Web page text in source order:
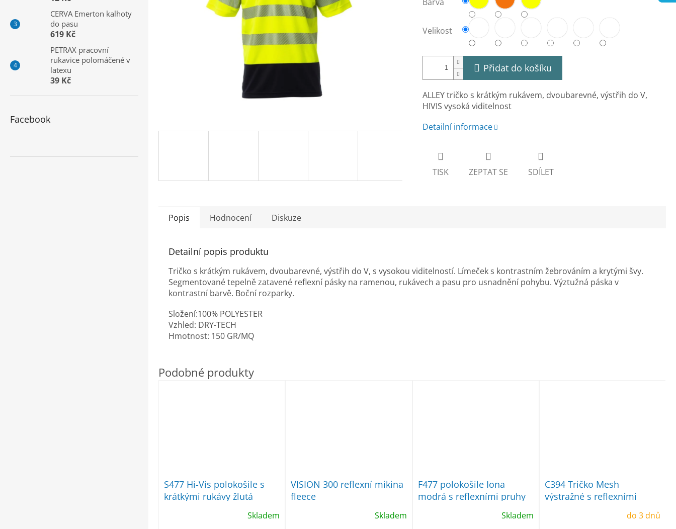
CERVA Emerton kalhoty
do pasu
619 Kč
PETRAX pracovní
rukavice polomáčené v
latexu
39 Kč
Facebook
Velikost
Přidat do košíku
ALLEY tričko s krátkým rukávem, dvoubarevné, výstřih do V,
HIVIS vysoká viditelnost
Detailní informace
TISK ZEPTAT SE SDÍLET
Popis Hodnocení Diskuze
Detailní popis produktu
Tričko s krátkým rukávem, dvoubarevné, výstřih do V, s vysokou viditelností. Límeček s kontrastním žebrováním a krytými švy.
Segmentované tepelně zatavené reflexní pásky na ramenou, rukávech a pasu pro usnadnění pohybu. Výztužná páska v
kontrastní barvě. Boční rozparky.
Složení:100% POLYESTER
Vzhled: DRY-TECH
Hmotnost: 150 GR/MQ
S477 Hi-Vis polokošile s
krátkými rukávy žlutá
Skladem
VISION 300 reflexní mikina
fleece
Skladem
F477 polokošile Iona
modrá s reflexními pruhy
Skladem
C394 Tričko Mesh
výstražné s reflexními
do 3 dnů